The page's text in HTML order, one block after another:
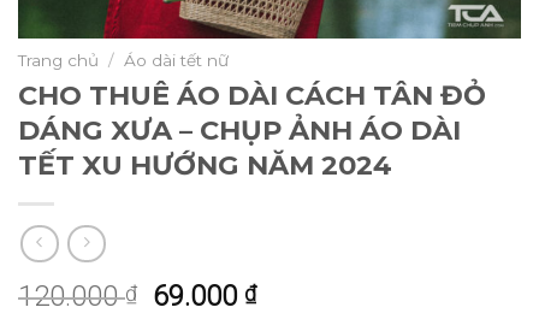
Trang chủ / Áo dài tết nữ
CHO THUÊ ÁO DÀI CÁCH TÂN ĐỎ
DÁNG XƯA – CHỤP ẢNH ÁO DÀI
TẾT XU HƯỚNG NĂM 2024
120.000₫ 69.000 ₫